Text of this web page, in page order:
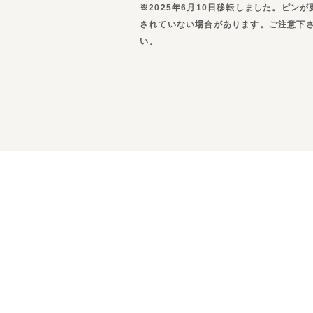
※2025年6月10日移転しました。ピンが
されていない場合があります。ご注意下
い。